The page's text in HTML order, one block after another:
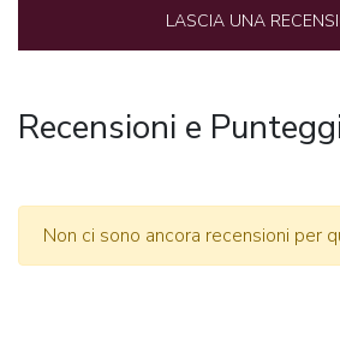
LASCIA UNA
Recensioni e
Non ci sono ancora recensioni per